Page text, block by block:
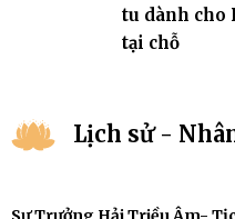
tu dành cho
tại chỗ
Lịch sử -